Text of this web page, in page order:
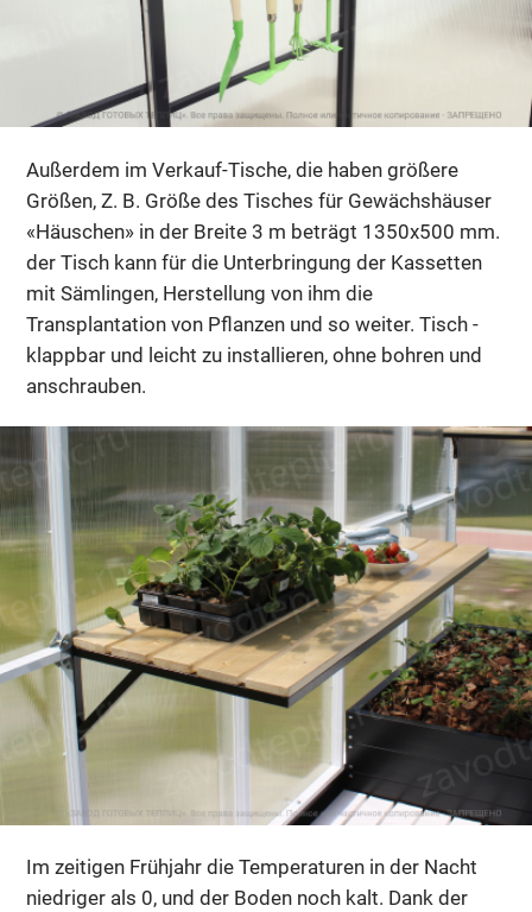
Außerdem im Verkauf-Tische, die haben größere
Größen, Z. B. Größe des Tisches für Gewächshäuser
«Häuschen» in der Breite 3 m beträgt 1350х500 mm.
der Tisch kann für die Unterbringung der Kassetten
mit Sämlingen, Herstellung von ihm die
Transplantation von Pflanzen und so weiter. Tisch -
klappbar und leicht zu installieren, ohne bohren und
anschrauben.
Im zeitigen Frühjahr die Temperaturen in der Nacht
niedriger als 0, und der Boden noch kalt. Dank der